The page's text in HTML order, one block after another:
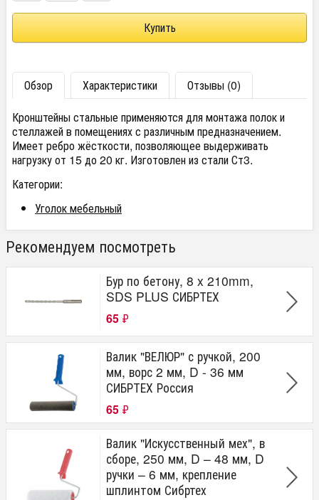
Обзор Характеристики
Отзывы (0)
Кронштейны стальные применяются для монтажа полок и
стеллажей в помещениях с различным предназначением.
Имеет ребро жёсткости, позволяющее выдерживать
нагрузку от 15 до 20 кг. Изготовлен из стали Ст3.
Категории:
Уголок мебельный
Рекомендуем посмотреть
Бур по бетону, 8 x 210mm,
SDS PLUS СИБРТЕХ
65 ₽
Валик "ВЕЛЮР" с ручкой, 200
мм, ворс 2 мм, D - 36 мм
СИБРТЕХ Россия
65 ₽
Валик "Искусственный мех", в
сборе, 250 мм, D – 48 мм, D
ручки – 6 мм, крепление
шплинтом Сибртех